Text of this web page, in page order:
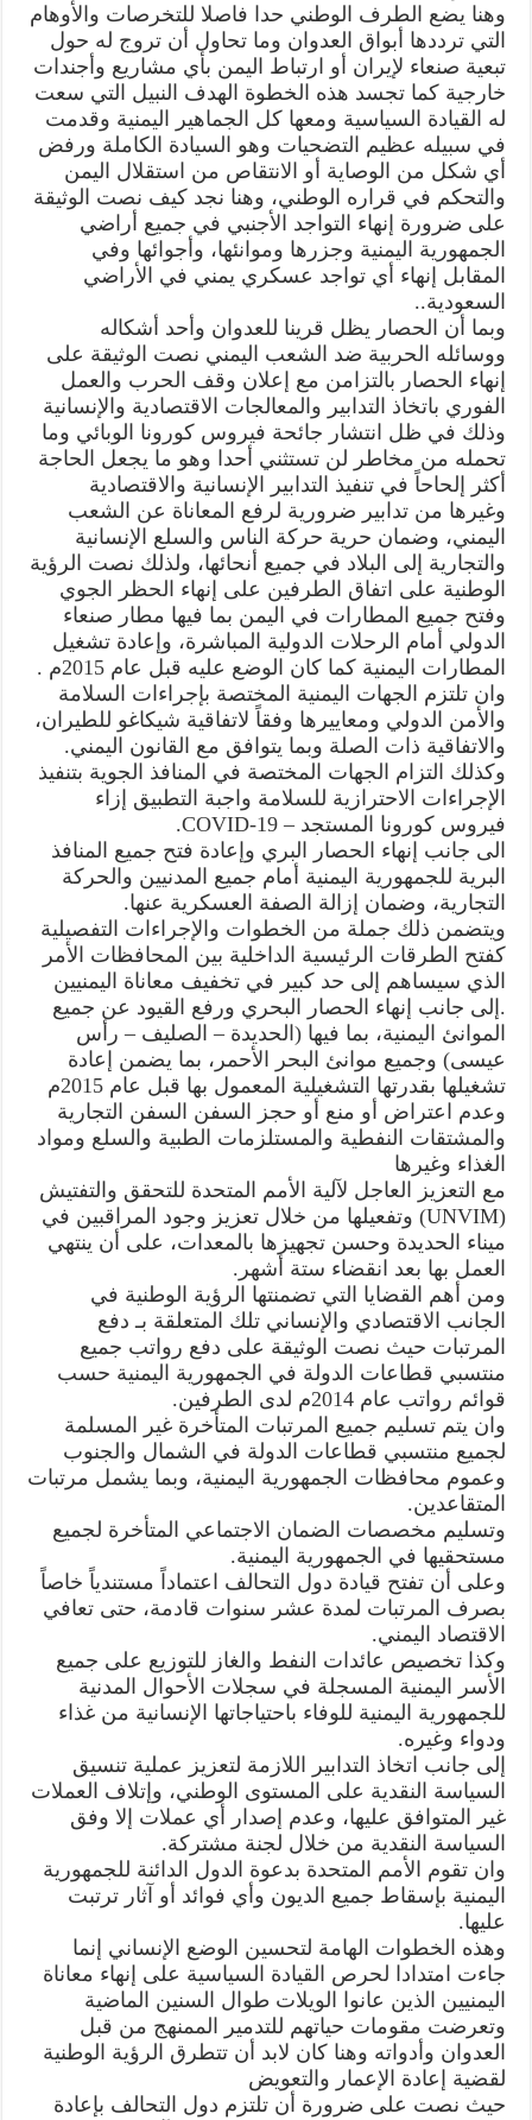
وهنا يضع الطرف الوطني حدا فاصلا للتخرصات والأوهام
التي ترددها أبواق العدوان وما تحاول أن تروج له حول
تبعية صنعاء لإيران أو ارتباط اليمن بأي مشاريع وأجندات
خارجية كما تجسد هذه الخطوة الهدف النبيل التي سعت
له القيادة السياسية ومعها كل الجماهير اليمنية وقدمت
في سبيله عظيم التضحيات وهو السيادة الكاملة ورفض
أي شكل من الوصاية أو الانتقاص من استقلال اليمن
والتحكم في قراره الوطني، وهنا نجد كيف نصت الوثيقة
على ضرورة إنهاء التواجد الأجنبي في جميع أراضي
الجمهورية اليمنية وجزرها وموانئها، وأجوائها وفي
المقابل إنهاء أي تواجد عسكري يمني في الأراضي
السعودية..
وبما أن الحصار يظل قرينا للعدوان وأحد أشكاله
ووسائله الحربية ضد الشعب اليمني نصت الوثيقة على
إنهاء الحصار بالتزامن مع إعلان وقف الحرب والعمل
الفوري باتخاذ التدابير والمعالجات الاقتصادية والإنسانية
وذلك في ظل انتشار جائحة فيروس كورونا الوبائي وما
تحمله من مخاطر لن تستثني أحدا وهو ما يجعل الحاجة
أكثر إلحاحاً في تنفيذ التدابير الإنسانية والاقتصادية
وغيرها من تدابير ضرورية لرفع المعاناة عن الشعب
اليمني، وضمان حرية حركة الناس والسلع الإنسانية
والتجارية إلى البلاد في جميع أنحائها، ولذلك نصت الرؤية
الوطنية على اتفاق الطرفين على إنهاء الحظر الجوي
وفتح جميع المطارات في اليمن بما فيها مطار صنعاء
الدولي أمام الرحلات الدولية المباشرة، وإعادة تشغيل
المطارات اليمنية كما كان الوضع عليه قبل عام 2015م .
وان تلتزم الجهات اليمنية المختصة بإجراءات السلامة
والأمن الدولي ومعاييرها وفقاً لاتفاقية شيكاغو للطيران،
والاتفاقية ذات الصلة وبما يتوافق مع القانون اليمني.
وكذلك التزام الجهات المختصة في المنافذ الجوية بتنفيذ
الإجراءات الاحترازية للسلامة واجبة التطبيق إزاء
فيروس كورونا المستجد – COVID-19.
الى جانب إنهاء الحصار البري وإعادة فتح جميع المنافذ
البرية للجمهورية اليمنية أمام جميع المدنيين والحركة
التجارية، وضمان إزالة الصفة العسكرية عنها.
ويتضمن ذلك جملة من الخطوات والإجراءات التفصيلية
كفتح الطرقات الرئيسية الداخلية بين المحافظات الأمر
الذي سيساهم إلى حد كبير في تخفيف معاناة اليمنيين
.إلى جانب إنهاء الحصار البحري ورفع القيود عن جميع
الموانئ اليمنية، بما فيها (الحديدة – الصليف – رأس
عيسى) وجميع موانئ البحر الأحمر، بما يضمن إعادة
تشغيلها بقدرتها التشغيلية المعمول بها قبل عام 2015م
وعدم اعتراض أو منع أو حجز السفن السفن التجارية
والمشتقات النفطية والمستلزمات الطبية والسلع ومواد
الغذاء وغيرها
مع التعزيز العاجل لآلية الأمم المتحدة للتحقق والتفتيش
(UNVIM) وتفعيلها من خلال تعزيز وجود المراقبين في
ميناء الحديدة وحسن تجهيزها بالمعدات، على أن ينتهي
العمل بها بعد انقضاء ستة أشهر.
ومن أهم القضايا التي تضمنتها الرؤية الوطنية في
الجانب الاقتصادي والإنساني تلك المتعلقة بـ دفع
المرتبات حيث نصت الوثيقة على دفع رواتب جميع
منتسبي قطاعات الدولة في الجمهورية اليمنية حسب
قوائم رواتب عام 2014م لدى الطرفين.
وان يتم تسليم جميع المرتبات المتأخرة غير المسلمة
لجميع منتسبي قطاعات الدولة في الشمال والجنوب
وعموم محافظات الجمهورية اليمنية، وبما يشمل مرتبات
المتقاعدين.
وتسليم مخصصات الضمان الاجتماعي المتأخرة لجميع
مستحقيها في الجمهورية اليمنية.
وعلى أن تفتح قيادة دول التحالف اعتماداً مستندياً خاصاً
بصرف المرتبات لمدة عشر سنوات قادمة، حتى تعافي
الاقتصاد اليمني.
وكذا تخصيص عائدات النفط والغاز للتوزيع على جميع
الأسر اليمنية المسجلة في سجلات الأحوال المدنية
للجمهورية اليمنية للوفاء باحتياجاتها الإنسانية من غذاء
ودواء وغيره.
إلى جانب اتخاذ التدابير اللازمة لتعزيز عملية تنسيق
السياسة النقدية على المستوى الوطني، وإتلاف العملات
غير المتوافق عليها، وعدم إصدار أي عملات إلا وفق
السياسة النقدية من خلال لجنة مشتركة.
وان تقوم الأمم المتحدة بدعوة الدول الدائنة للجمهورية
اليمنية بإسقاط جميع الديون وأي فوائد أو آثار ترتبت
عليها.
وهذه الخطوات الهامة لتحسين الوضع الإنساني إنما
جاءت امتدادا لحرص القيادة السياسية على إنهاء معاناة
اليمنيين الذين عانوا الويلات طوال السنين الماضية
وتعرضت مقومات حياتهم للتدمير الممنهج من قبل
العدوان وأدواته وهنا كان لابد أن تتطرق الرؤية الوطنية
لقضية إعادة الإعمار والتعويض
حيث نصت على ضرورة أن تلتزم دول التحالف بإعادة